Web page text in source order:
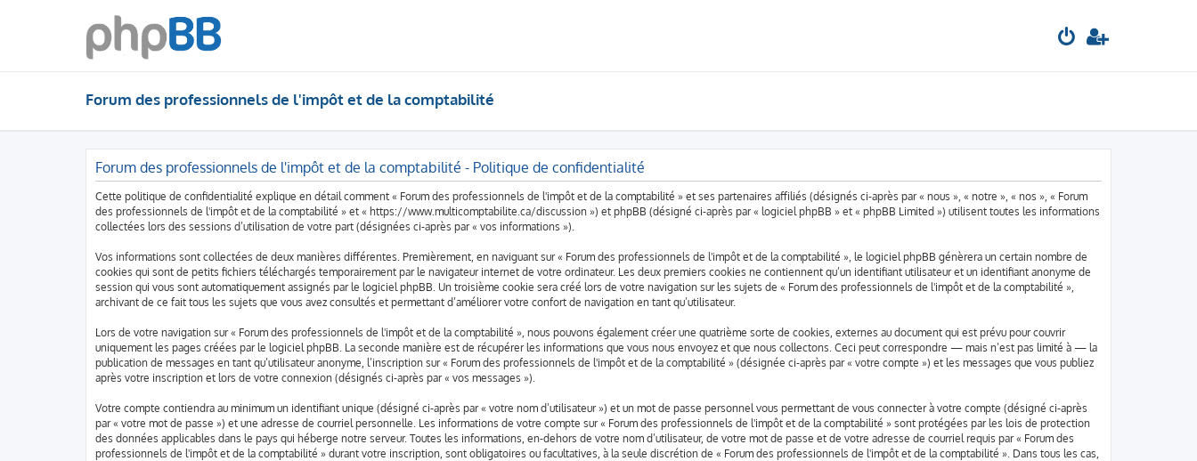
Forum des professionnels de l'impôt et de la comptabilité
Forum des professionnels de l'impôt et de la comptabilité - Politique de confidentialité
Cette politique de confidentialité explique en détail comment « Forum des professionnels de l'impôt et de la comptabilité » et ses partenaires affiliés (désignés ci-après par « nous », « notre », « nos », « Forum
des professionnels de l'impôt et de la comptabilité » et « https://www.multicomptabilite.ca/discussion ») et phpBB (désigné ci-après par « logiciel phpBB » et « phpBB Limited ») utilisent toutes les informations
collectées lors des sessions d’utilisation de votre part (désignées ci-après par « vos informations »).
Vos informations sont collectées de deux manières différentes. Premièrement, en naviguant sur « Forum des professionnels de l'impôt et de la comptabilité », le logiciel phpBB génèrera un certain nombre de
cookies qui sont de petits fichiers téléchargés temporairement par le navigateur internet de votre ordinateur. Les deux premiers cookies ne contiennent qu’un identifiant utilisateur et un identifiant anonyme de
session qui vous sont automatiquement assignés par le logiciel phpBB. Un troisième cookie sera créé lors de votre navigation sur les sujets de « Forum des professionnels de l'impôt et de la comptabilité »,
archivant de ce fait tous les sujets que vous avez consultés et permettant d’améliorer votre confort de navigation en tant qu’utilisateur.
Lors de votre navigation sur « Forum des professionnels de l'impôt et de la comptabilité », nous pouvons également créer une quatrième sorte de cookies, externes au document qui est prévu pour couvrir
uniquement les pages créées par le logiciel phpBB. La seconde manière est de récupérer les informations que vous nous envoyez et que nous collectons. Ceci peut correspondre — mais n’est pas limité à — la
publication de messages en tant qu’utilisateur anonyme, l’inscription sur « Forum des professionnels de l'impôt et de la comptabilité » (désignée ci-après par « votre compte ») et les messages que vous publiez
après votre inscription et lors de votre connexion (désignés ci-après par « vos messages »).
Votre compte contiendra au minimum un identifiant unique (désigné ci-après par « votre nom d’utilisateur ») et un mot de passe personnel vous permettant de vous connecter à votre compte (désigné ci-après
par « votre mot de passe ») et une adresse de courriel personnelle. Les informations de votre compte sur « Forum des professionnels de l'impôt et de la comptabilité » sont protégées par les lois de protection
des données applicables dans le pays qui héberge notre serveur. Toutes les informations, en-dehors de votre nom d’utilisateur, de votre mot de passe et de votre adresse de courriel requis par « Forum des
professionnels de l'impôt et de la comptabilité » durant votre inscription, sont obligatoires ou facultatives, à la seule discrétion de « Forum des professionnels de l'impôt et de la comptabilité ». Dans tous les cas,